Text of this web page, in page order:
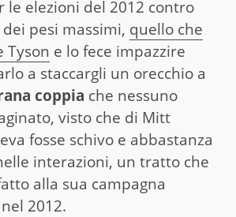
le elezioni del 2012 contro
dei pesi massimi, quello che
Tyson e lo fece impazzire
a staccargli un orecchio a
coppia che nessuno
visto che di Mitt
fosse schivo e abbastanza
interazioni, un tratto che
alla sua campagna
2012.